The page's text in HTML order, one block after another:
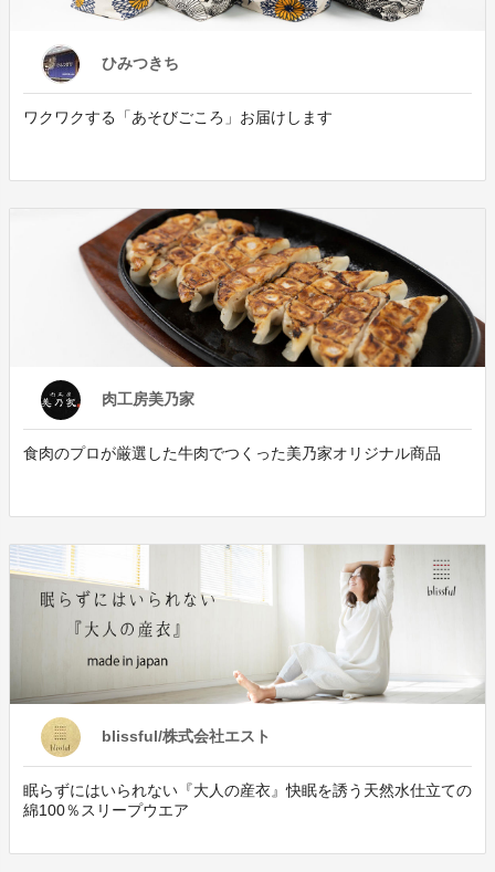
ひみつきち
ワクワクする「あそびごころ」お届けします
肉工房美乃家
食肉のプロが厳選した牛肉でつくった美乃家オリジナル商品
blissful/株式会社エスト
眠らずにはいられない『大人の産衣』快眠を誘う天然水仕立ての
綿100％スリープウエア